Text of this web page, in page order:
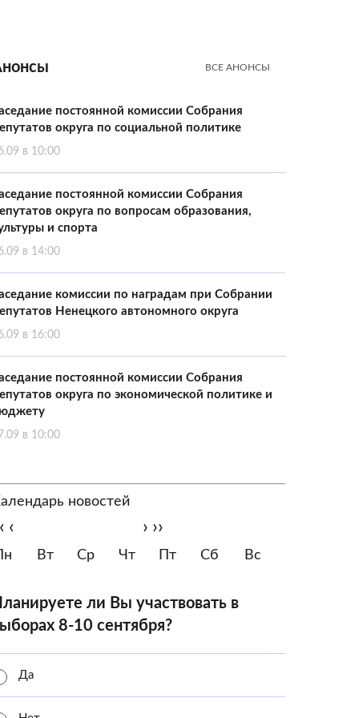
ВСЕ АНОНСЫ
постоянной комиссии Собрания
округа по социальной политике
в 10:00
постоянной комиссии Собрания
округа по вопросам образования,
и спорта
в 14:00
комиссии по наградам при Собрании
Ненецкого автономного округа
в 16:00
постоянной комиссии Собрания
округа по экономической политике и
в 10:00
новостей
‹ › ››
Пн Вт Ср Чт Пт Сб Вс
Планируете ли Вы участвовать в
8-10 сентября?
Да